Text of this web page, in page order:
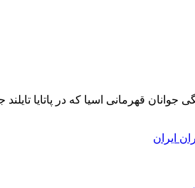
قهرمانی اسیا که در پاتایا